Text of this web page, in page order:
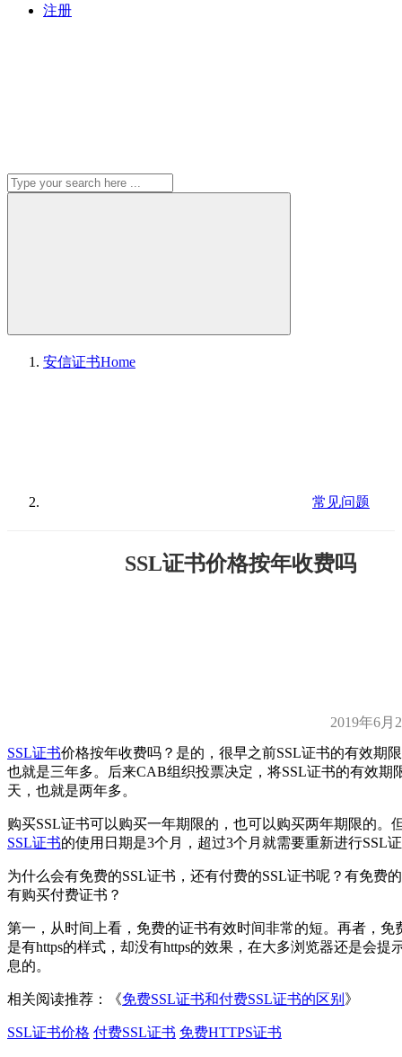
注册
安信证书Home
常见问题
SSL证书价格按年收费吗
2019年6月
SSL证书价格按年收费吗？是的，很早之前SSL证书的有效期
也就是三年多。后来CAB组织投票决定，将SSL证书的有效期
天，也就是两年多。
购买SSL证书可以购买一年期限的，也可以购买两年期限的。
SSL证书的使用日期是3个月，超过3个月就需要重新进行SSL
为什么会有免费的SSL证书，还有付费的SSL证书呢？有免费
有购买付费证书？
第一，从时间上看，免费的证书有效时间非常的短。再者，免
是有https的样式，却没有https的效果，在大多浏览器还是会提
息的。
相关阅读推荐：《免费SSL证书和付费SSL证书的区别 》
SSL证书价格 付费SSL证书 免费HTTPS证书